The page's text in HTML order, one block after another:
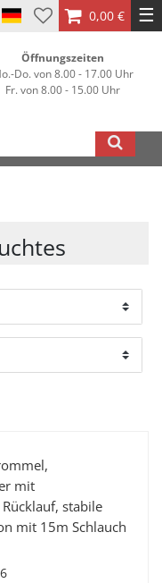
0,00 € ☰
Öffnungszeiten
Do. von 8.00 - 17.00 Uhr
Fr. von 8.00 - 15.00 Uhr
mit
stabile
mit 15m Schlauch
und Wasser